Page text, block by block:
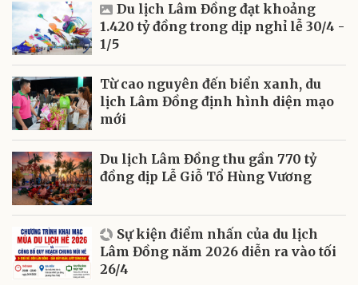
Du lịch Lâm Đồng đạt khoảng
1.420 tỷ đồng trong dịp nghỉ lễ 30/4 -
1/5
Từ cao nguyên đến biển xanh, du
lịch Lâm Đồng định hình diện mạo
mới
Du lịch Lâm Đồng thu gần 770 tỷ
đồng dịp Lễ Giỗ Tổ Hùng Vương
Sự kiện điểm nhấn của du lịch
Lâm Đồng năm 2026 diễn ra vào tối
26/4